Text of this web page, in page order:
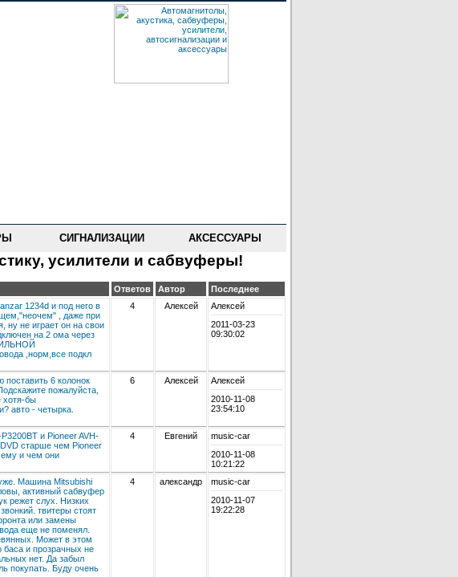
СИГНАЛИЗАЦИИ АКСЕССУАРЫ
усилители и сабвуферы!
Ответов Автор
Последнее
1234d и под него в
, даже при
ну не играет он на свои
на 2 ома через
,норм,все подкл
4 Алексей
Алексей
2011-03-23
09:30:02
поставить 6 колонок
пожалуйста,
хотя-бы
авто - четырка.
6 Алексей
Алексей
2010-11-08
23:54:10
и Pioneer AVH-
старше чем Pioneer
и чем они
4 Евгений
music-car
2010-11-08
10:21:22
Машина Mitsubishi
активный сабвуфер
режет слух. Низких
твитеры стоят
или замены
еще не поменял.
Может в этом
баса и прозрачных не
нет. Да забыл
покупать. Буду очень
4 александр
music-car
2010-11-07
19:22:28